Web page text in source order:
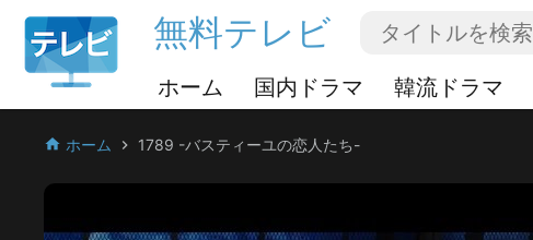
無料テレビ
ホーム 国内ドラマ 韓流ドラマ
home ホーム chevron_right 1789 -バスティーユの恋人たち-